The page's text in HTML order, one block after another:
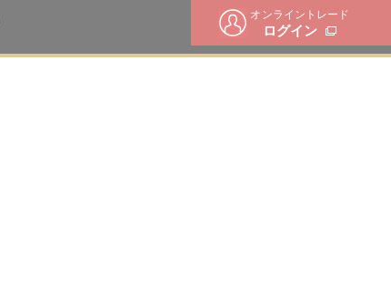
オンライントレード
ログイン